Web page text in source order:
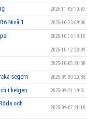
2025-11-03 10:37
Nivå 1 2025-10-23 09:06
2025-10-19 19:15
2025-10-12 20:39
2025-10-05 21:38
segern 2025-09-30 20:33
i helgen 2025-09-21 19:51
och
2025-09-07 21:10